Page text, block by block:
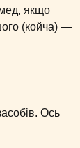
якщо
(койча) —
Ось